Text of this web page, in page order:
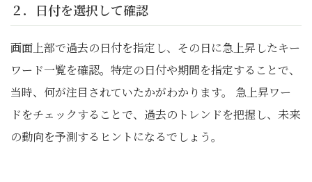
２．日付を選択して確認
画面上部で過去の日付を指定し、その日に急上昇したキー
ワード一覧を確認。特定の日付や期間を指定することで、
当時、何が注目されていたかがわかります。 急上昇ワー
ドをチェックすることで、過去のトレンドを把握し、未来
の動向を予測するヒントになるでしょう。